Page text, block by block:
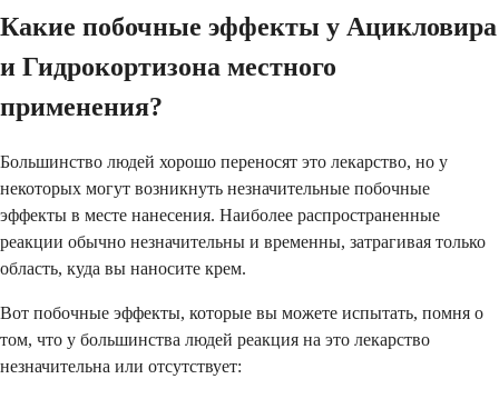
Какие побочные эффекты у Ацикловира
и Гидрокортизона местного
применения?
Большинство людей хорошо переносят это лекарство, но у
некоторых могут возникнуть незначительные побочные
эффекты в месте нанесения. Наиболее распространенные
реакции обычно незначительны и временны, затрагивая только
область, куда вы наносите крем.
Вот побочные эффекты, которые вы можете испытать, помня о
том, что у большинства людей реакция на это лекарство
незначительна или отсутствует: